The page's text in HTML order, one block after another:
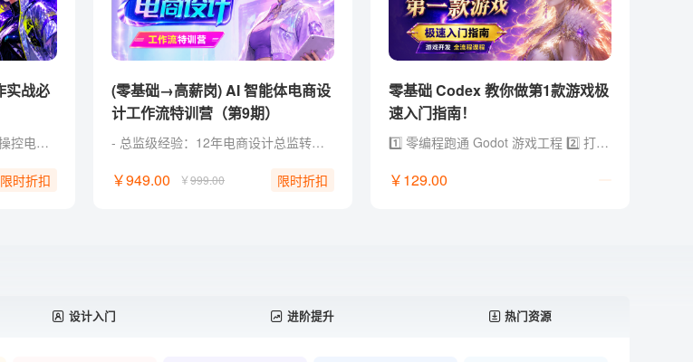
系统级托管：用Codex跨软件操控电脑，一键接管机械杂活。 零代码实战：命令Codex自制Web工具，普通人无痛跨界开发。 定制化外挂：训练Codex私有设计技能，自由组装商业提效流。 批量化出图：自制Canvas工具，一键打包合成商业延展图包。 独家福利： 附赠收录30+Skill 和 AI提示词典，可交互即开即用。
限时折扣
(零基础→高薪岗) AI 智能体电商设
计工作流特训营（第9期）
- 总监级经验：12年电商设计总监转型实战经验，拒绝堆砌参数，直击商用落地 - 黄金全链路：AI Agent x Skill × 工作流，打通（方法论 + 创意 + 视觉 + 电商全链路 + 求职作品集） - 提效流水线：定制流程 AI 加持，用提效批量化设计工具与方法实现能效翻倍 - 资源库更新：2026年电商/视觉/创作类 AI 工具与工作流资源库，持续更新迭代 - 独家福利：附赠 AI 提示词文档/说明书+作品集参考，支撑商业案例快速落地和求职晋升
￥949.00 ￥999.00 限时折扣
零基础 Codex 教你做第1款游戏极
速入门指南！
1️⃣ 零编程跑通 Godot 游戏工程 2️⃣ 打通 GPT、即梦、Lovart、Codex、Godot 工具链 3️⃣ 把零散 AI 素材整合成可交互、可运行的游戏项目 4️⃣ 配套提示词、开发模板、skill 文档和学习群答疑
￥129.00
设计入门 进阶提升 热门资源